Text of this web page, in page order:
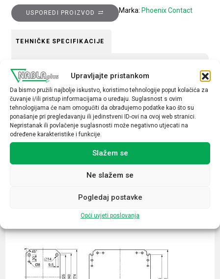
Upravljajte pristankom
Da bismo pružili najbolje iskustvo, koristimo tehnologije poput kolačića za
čuvanje i/ili pristup informacijama o uređaju. Suglasnost s ovim
tehnologijama će nam omogućiti da obrađujemo podatke kao što su
ponašanje pri pregledavanju ili jedinstveni ID-ovi na ovoj web stranici.
Nepristanak ili povlačenje suglasnosti može negativno utjecati na
određene karakteristike i funkcije.
Slažem se
Ne slažem se
Pogledaj postavke
Opći uvjeti poslovanja
USPOREDI PROIZVOD Marka: Phoenix Contact
TEHNIČKE SPECIFIKACIJE
Serija
B32
Tip
Muški
Povezani proizvodi